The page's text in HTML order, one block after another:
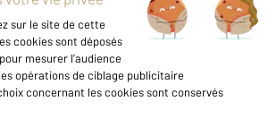
& CGU et Barèmes d'honoraires
Données personnelles
Gestionnaire des cookies